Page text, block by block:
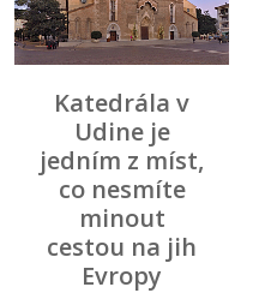
Katedrála v
Udine je
jedním z míst,
co nesmíte
minout
cestou na jih
Evropy